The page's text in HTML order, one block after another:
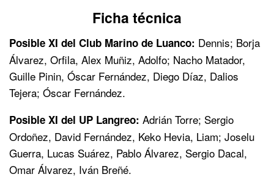
Ficha técnica
Posible XI del Club Marino de Luanco: Dennis; Borja
Álvarez, Orfila, Alex Muñiz, Adolfo; Nacho Matador,
Guille Pinin, Óscar Fernández, Diego Díaz, Dalios
Tejera; Óscar Fernández.
Posible XI del UP Langreo: Adrián Torre; Sergio
Ordoñez, David Fernández, Keko Hevia, Liam; Joselu
Guerra, Lucas Suárez, Pablo Álvarez, Sergio Dacal,
Omar Álvarez, Iván Breñé.